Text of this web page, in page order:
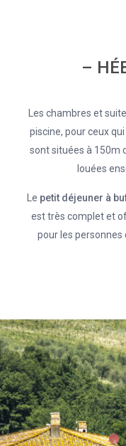
–
Les chambres et
piscine, pour ceux
sont situées à 150m
louées
Le petit déjeuner à
est très complet et
pour les